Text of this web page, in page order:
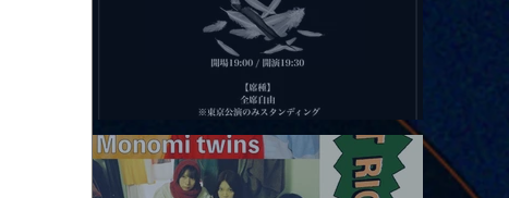
2026.08.12 |【観覧】田澤孝介 ソロワンマン 「Ballad Box 2026」